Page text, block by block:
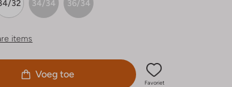
32 34/34 36/34
items
Voeg toe
Favoriet